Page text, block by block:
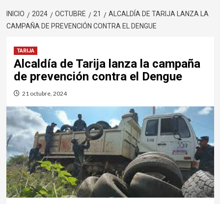
INICIO 2024 OCTUBRE 21
ALCALDÍA DE TARIJA LANZA LA
CAMPAÑA DE PREVENCIÓN CONTRA EL DENGUE
TARIJA
Alcaldía de Tarija lanza la campaña
de prevención contra el Dengue
21 octubre, 2024